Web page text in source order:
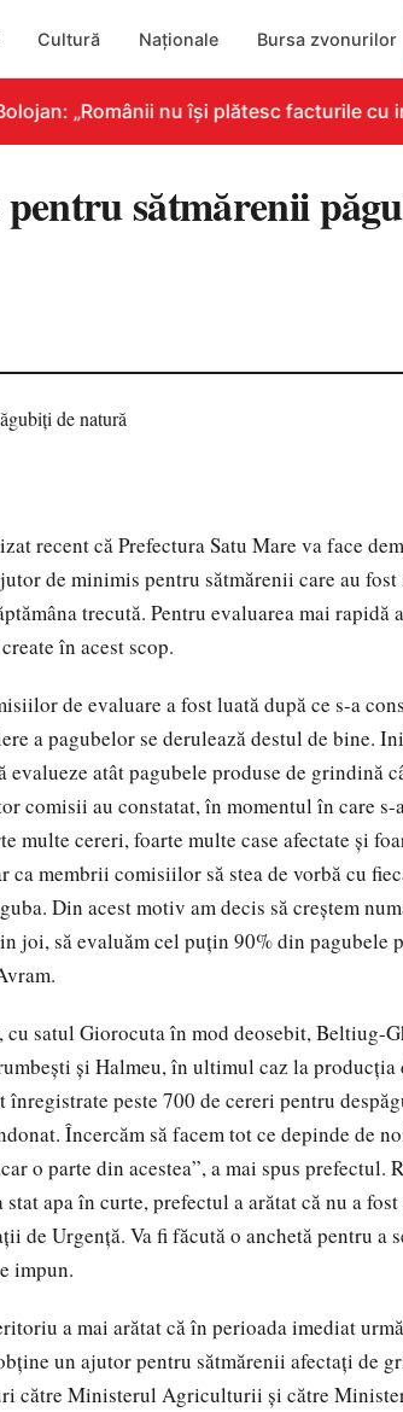
Cultură Naționale Bursa zvonurilor
„Românii nu își plătesc facturile cu
sătmărenii
recent că Prefectura Satu Mare va face
de minimis pentru sătmărenii care au
trecută. Pentru evaluarea mai rapidă
în acest scop.
de evaluare a fost luată după ce s-a
a pagubelor se derulează destul de bine.
evalueze atât pagubele produse de grindină
comisii au constatat, în momentul în care s-
multe cereri, foarte multe case afectate şi
ca membrii comisiilor să stea de vorbă cu
Din acest motiv am decis să creştem
joi, să evaluăm cel puţin 90% din pagubele
cu satul Giorocuta în mod deosebit, Beltiug-
şi Halmeu, în ultimul caz la producţia
peste 700 de cereri pentru
Încercăm să facem tot ce depinde de
o parte din acestea”, a mai spus prefectul.
apa în curte, prefectul a arătat că nu a
de Urgenţă. Va fi făcută o anchetă pentru a
impun.
a mai arătat că în perioada imediat
un ajutor pentru sătmărenii afectaţi de
către Ministerul Agriculturii şi către